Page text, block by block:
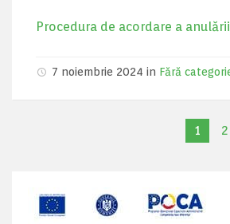
Procedura de acordare a
7 noiembrie 2024 in Fără
1 2